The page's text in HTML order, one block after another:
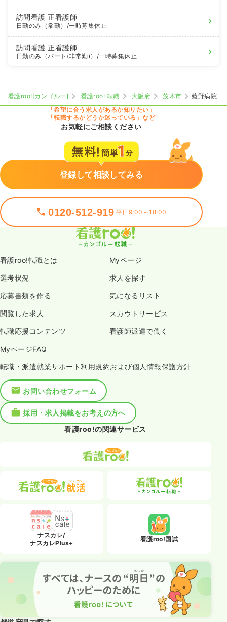
訪問看護正看護師
日勤のみ（常勤） /一時募集休止
訪問看護正看護師
日勤のみ（パート(非常勤)） /一時募集休止
看護roo![カンゴルー] 看護roo! 転職 大阪府 茨木市
藍野病院
「希望に合う求人があるか知りたい」
「転職するかどうか迷っている」など
お気軽にご相談ください
登録して相談してみる
0120-512-919 平日9:00～18:00
看護roo!転職とは Myページ
選考状況 求人を探す
応募書類を作る 気になるリスト
閲覧した求人 スカウトサービス
転職応援コンテンツ 看護師派遣で働く
MyページFAQ
転職・派遣就業サポート利用規約および個人情報保護方針
お問い合わせフォーム
採用・求人掲載をお考えの方へ
看護roo!の関連サービス
ナスカレ/
ナスカレPlus+
看護roo!国試